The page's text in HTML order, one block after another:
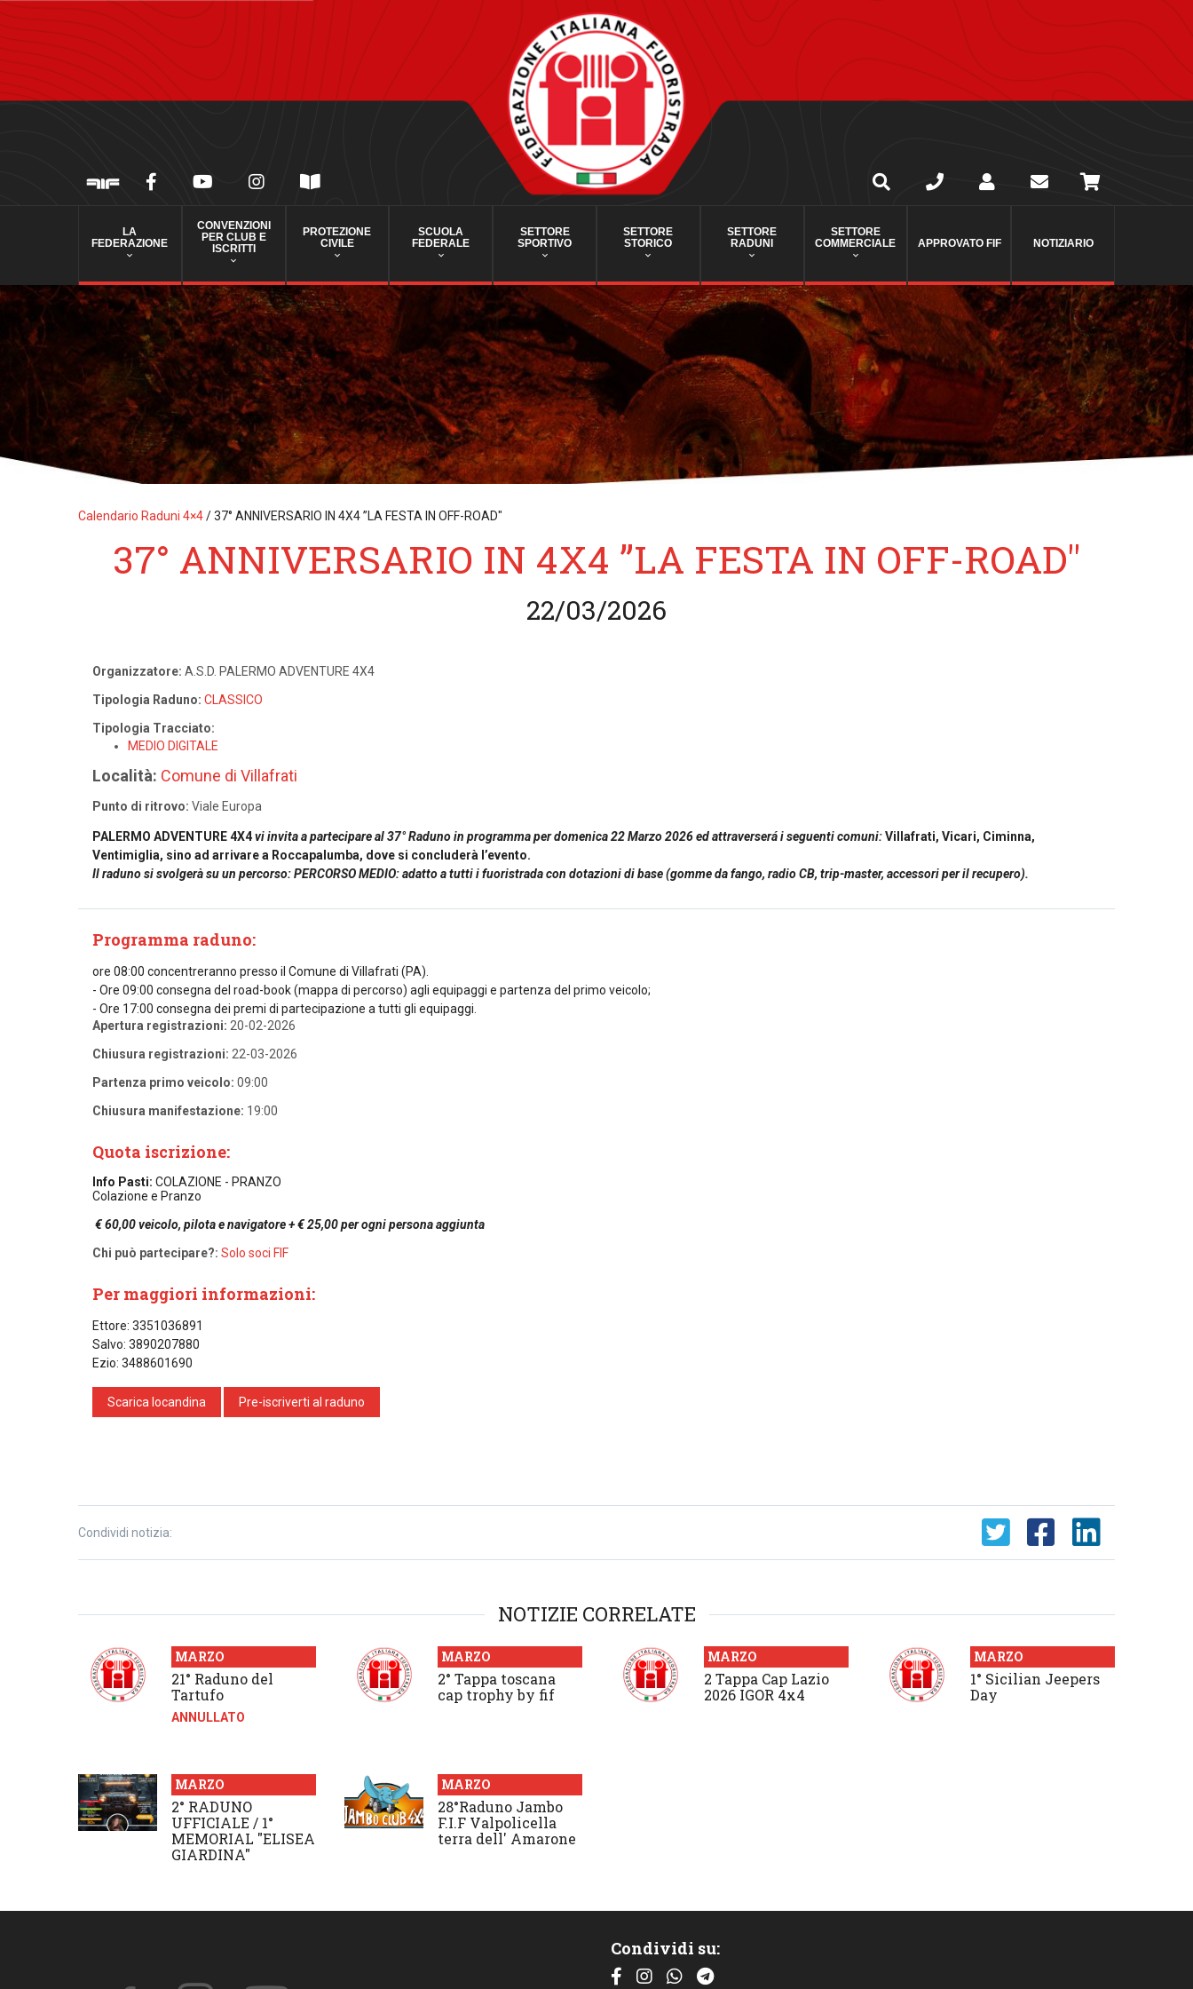
LA
FEDERAZIONE
CONVENZIONI
PER CLUB E
ISCRITTI
PROTEZIONE
CIVILE
SCUOLA
FEDERALE
SETTORE
SPORTIVO
SETTORE
STORICO
SETTORE
RADUNI
SETTORE
COMMERCIALE
APPROVATO FIF NOTIZIARIO
Calendario Raduni 4×4/37° ANNIVERSARIO IN 4X4 ”LA FESTA IN OFF-ROAD"
37° ANNIVERSARIO IN 4X4 ”LA FESTA IN OFF-ROAD"
22/03/2026
Organizzatore: A.S.D. PALERMO ADVENTURE 4X4
Tipologia Raduno: CLASSICO
Tipologia Tracciato:
MEDIO DIGITALE
Località: Comune di Villafrati
Punto di ritrovo: Viale Europa
PALERMO ADVENTURE 4X4vi invita a partecipare al 37° Raduno in programma per domenica 22 Marzo 2026 ed attraverserá i seguenti comuni:Villafrati, Vicari, Ciminna,
Ventimiglia, sino ad arrivare a Roccapalumba, dove si concluderà l’evento.
Il raduno si svolgerà su un percorso: PERCORSO MEDIO: adatto a tutti i fuoristrada con dotazioni di base (gomme da fango, radio CB, trip-master, accessori per il recupero).
Programma raduno:
ore 08:00 concentreranno presso il Comune di Villafrati (PA).
- Ore 09:00 consegna del road-book (mappa di percorso) agli equipaggi e partenza del primo veicolo;
- Ore 17:00 consegna dei premi di partecipazione a tutti gli equipaggi.
Apertura registrazioni: 20-02-2026
Chiusura registrazioni: 22-03-2026
Partenza primo veicolo: 09:00
Chiusura manifestazione: 19:00
Quota iscrizione:
Info Pasti: COLAZIONE - PRANZO
Colazione e Pranzo
€ 60,00 veicolo, pilota e navigatore + € 25,00 per ogni persona aggiunta
Chi può partecipare?: Solo soci FIF
Per maggiori informazioni:
Ettore: 3351036891
Salvo: 3890207880
Ezio: 3488601690
Scarica locandina Pre-iscriverti al raduno
Condividi notizia:
NOTIZIE CORRELATE
MARZO
21° Raduno del
Tartufo
ANNULLATO
MARZO
2° Tappa toscana
cap trophy by fif
MARZO
2 Tappa Cap Lazio
2026 IGOR 4x4
MARZO
1° Sicilian Jeepers
Day
MARZO
2° RADUNO
UFFICIALE / 1°
MEMORIAL "ELISEA
GIARDINA"
MARZO
28°Raduno Jambo
F.I.F Valpolicella
terra dell' Amarone
Condividi su: